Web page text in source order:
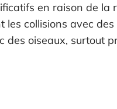
en raison de la
les collisions avec
des oiseaux, surtout